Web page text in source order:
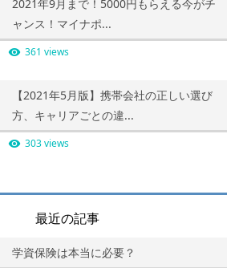
2021年9月まで！5000円もらえる今がチ
ャンス！マイナポ...
361 views
【2021年5月版】携帯会社の正しい選び
方、キャリアごとの違...
303 views
最近の記事
学資保険は本当に必要？